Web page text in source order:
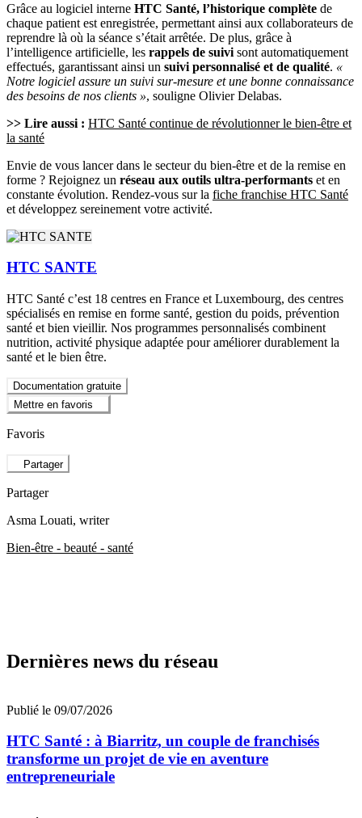
Grâce au logiciel interne HTC Santé, l’historique complète de
chaque patient est enregistrée, permettant ainsi aux collaborateurs de
reprendre là où la séance s’était arrêtée. De plus, grâce à
l’intelligence artificielle, les rappels de suivi sont automatiquement
effectués, garantissant ainsi un suivi personnalisé et de qualité. «
Notre logiciel assure un suivi sur-mesure et une bonne connaissance
des besoins de nos clients », souligne Olivier Delabas.
>> Lire aussi : HTC Santé continue de révolutionner le bien-être et
la santé
Envie de vous lancer dans le secteur du bien-être et de la remise en
forme ? Rejoignez un réseau aux outils ultra-performants et en
constante évolution. Rendez-vous sur la fiche franchise HTC Santé
et développez sereinement votre activité.
HTC SANTE
HTC Santé c’est 18 centres en France et Luxembourg, des centres
spécialisés en remise en forme santé, gestion du poids, prévention
santé et bien vieillir. Nos programmes personnalisés combinent
nutrition, activité physique adaptée pour améliorer durablement la
santé et le bien être.
Documentation gratuite
Mettre en favoris
Favoris
Partager
Partager
Asma Louati, writer
Bien-être - beauté - santé
Dernières news du réseau
Publié le 09/07/2026
HTC Santé : à Biarritz, un couple de franchisés
transforme un projet de vie en aventure
entrepreneuriale